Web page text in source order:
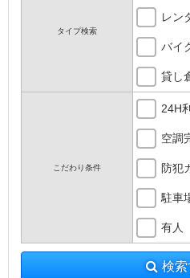
タイプ検索
レン
バイ
貸し
こだわり条件
24H
空調
防犯
駐車
有人
検索